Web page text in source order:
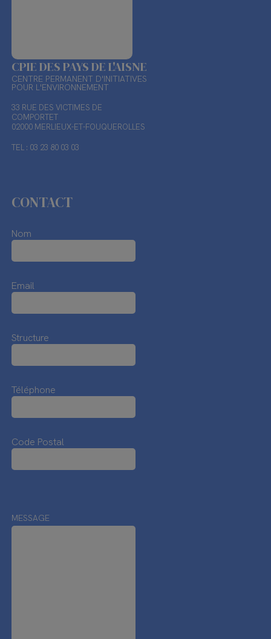
CPIE DES PAYS DE L'AISNE
CENTRE PERMANENT D'INITIATIVES
POUR L'ENVIRONNEMENT
33 RUE DES VICTIMES DE
COMPORTET
02000 MERLIEUX-ET-FOUQUEROLLES
TEL : 03 23 80 03 03
CONTACT
Nom
Email
Structure
Téléphone
Code Postal
MESSAGE